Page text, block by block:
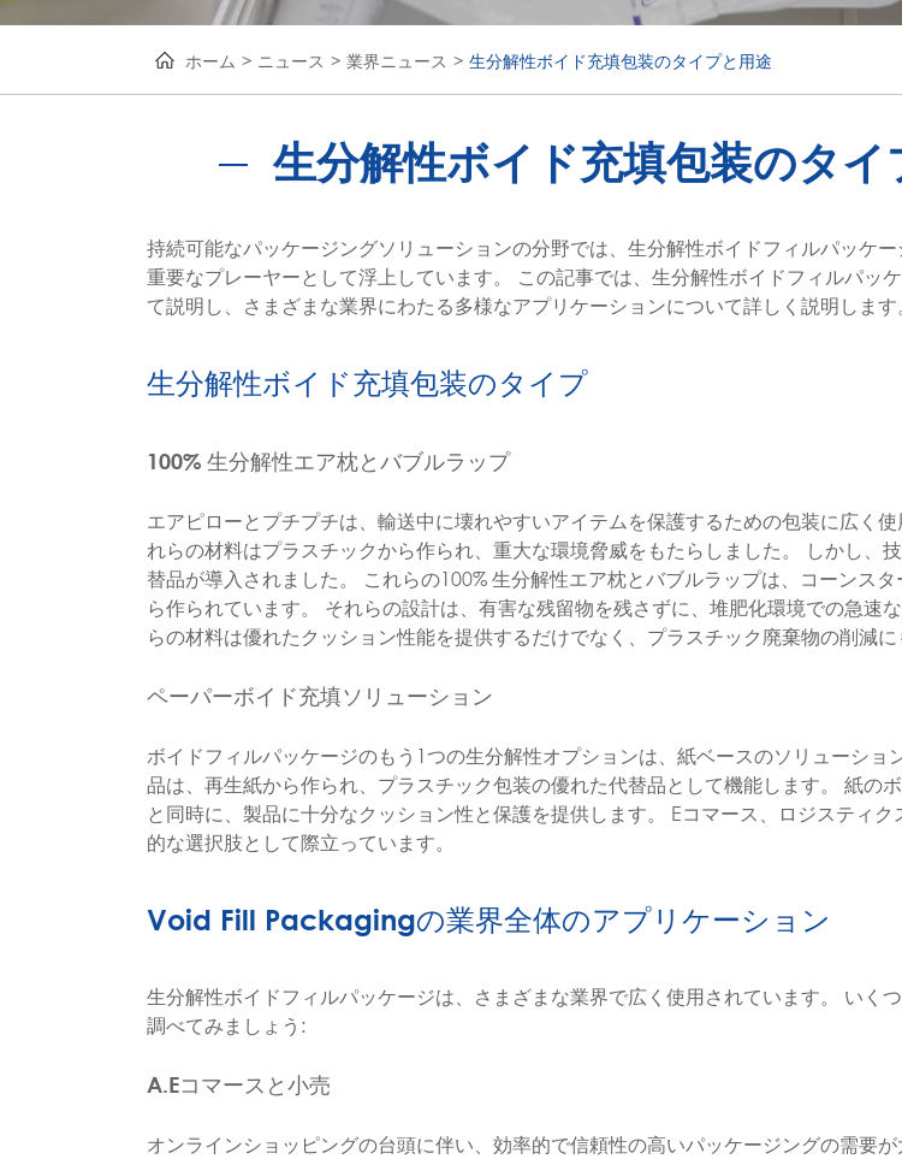
ホーム ニュース 業界ニュース 生分解性ボイド充填包装のタイプと用途
生分解性ボイド充填包装のタイ
持続可能なパッケージングソリューションの分野では、生分解性ボイドフィルパッケ
重要なプレーヤーとして浮上しています。 この記事では、生分解性ボイドフィルパッ
て説明し、さまざまな業界にわたる多様なアプリケーションについて詳しく説明します
生分解性ボイド充填包装のタイプ
100% 生分解性エア枕とバブルラップ
エアピローとプチプチは、輸送中に壊れやすいアイテムを保護するための包装に広く
れらの材料はプラスチックから作られ、重大な環境脅威をもたらしました。 しかし、
替品が導入されました。 これらの100% 生分解性エア枕とバブルラップは、コーンス
ら作られています。 それらの設計は、有害な残留物を残さずに、堆肥化環境での急速
らの材料は優れたクッション性能を提供するだけでなく、プラスチック廃棄物の削減に
ペーパーボイド充填ソリューション
ボイドフィルパッケージのもう1つの生分解性オプションは、紙ベースのソリューショ
品は、再生紙から作られ、プラスチック包装の優れた代替品として機能します。 紙の
と同時に、製品に十分なクッション性と保護を提供します。 Eコマース、ロジスティ
的な選択肢として際立っています。
Void Fill Packagingの業界全体のアプリケーション
生分解性ボイドフィルパッケージは、さまざまな業界で広く使用されています。 いく
調べてみましょう:
A.Eコマースと小売
オンラインショッピングの台頭に伴い、効率的で信頼性の高いパッケージングの需要